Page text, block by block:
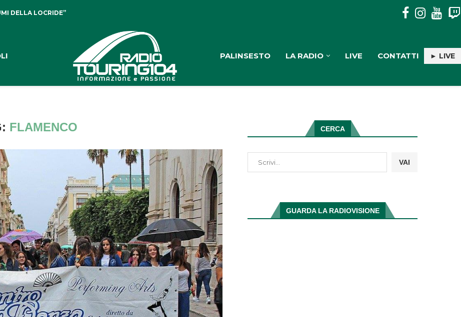
DELLA LOCRIDE” PULISERVICE: INGAGGIATA RACHELE PIOLI
PALINSESTO LA RADIO LIVE CONTATTI ► LIVE
FLAMENCO CERCA
VAI
GUARDA LA RADIOVISIONE